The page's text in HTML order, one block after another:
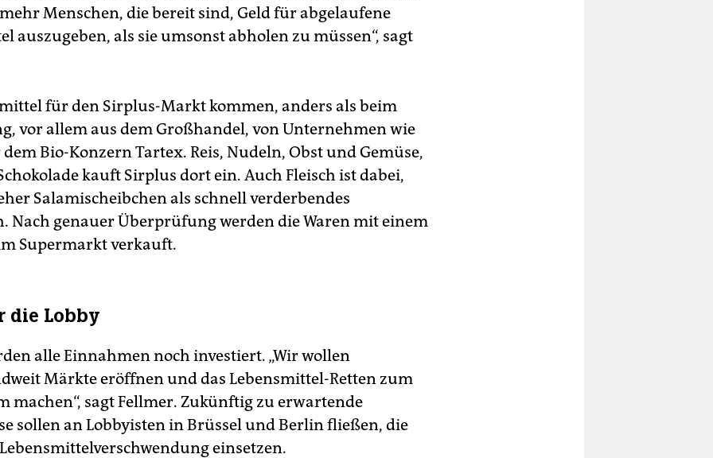
Menschen, die bereit sind, Geld für abgelaufene
auszugeben, als sie umsonst abholen zu müssen“, sagt
für den Sirplus-Markt kommen, anders als beim
vor allem aus dem Großhandel, von Unternehmen wie
Bio-Konzern Tartex. Reis, Nudeln, Obst und Gemüse,
kauft Sirplus dort ein. Auch Fleisch ist dabei,
Salami­scheibchen als schnell verderbendes
Nach genauer Überprüfung werden die Waren mit einem
Supermarkt verkauft.
die Lobby
alle Einnahmen noch investiert. „Wir wollen
Märkte eröffnen und das Lebensmittel-Retten zum
machen“, sagt Fellmer. Zukünftig zu erwartende
sollen an Lobbyisten in Brüssel und Berlin fließen, die
einsetzen.